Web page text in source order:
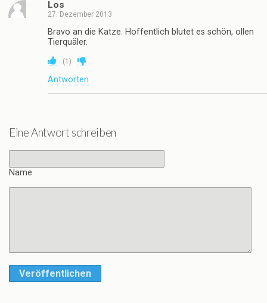
Los
27. Dezember 2013
Bravo an die Katze. Hoffentlich blutet es schön, ollen
Tierquäler.
(1 )
Antworten
Eine Antwort schreiben
Name
Veröffentlichen